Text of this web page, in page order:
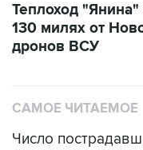
Теплоход "Янина"
130 милях от
дронов ВСУ
САМОЕ ЧИТАЕМОЕ
Число